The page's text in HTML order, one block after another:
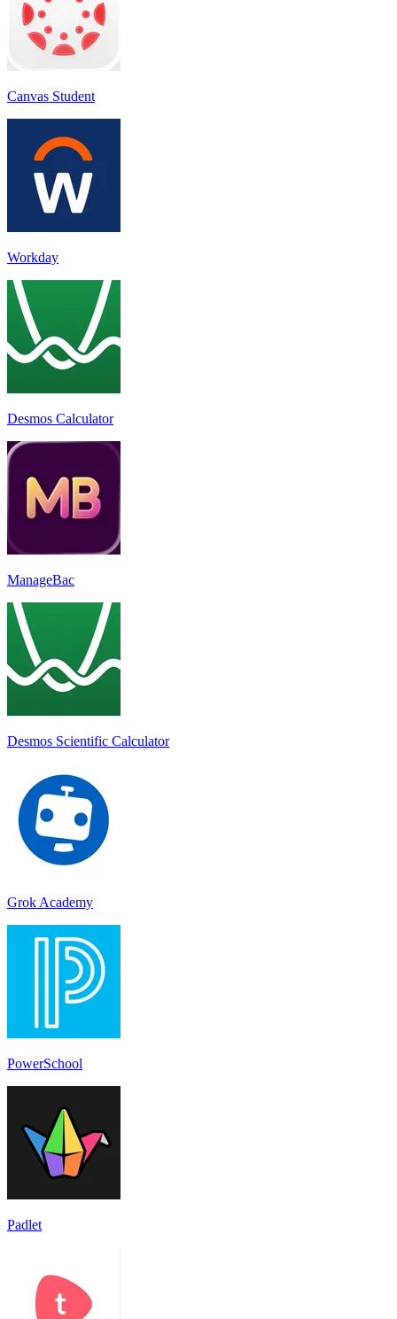
Canvas Student
Workday
Desmos Calculator
ManageBac
Desmos Scientific Calculator
Grok Academy
PowerSchool
Padlet